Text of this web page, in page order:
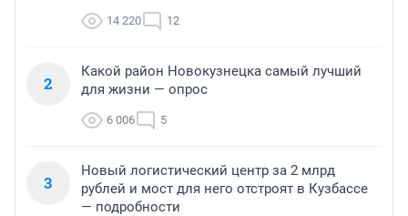
14 220 12
2
Какой район Новокузнецка самый лучший
для жизни — опрос
6 006 5
3
Новый логистический центр за 2 млрд
рублей и мост для него отстроят в Кузбассе
— подробности